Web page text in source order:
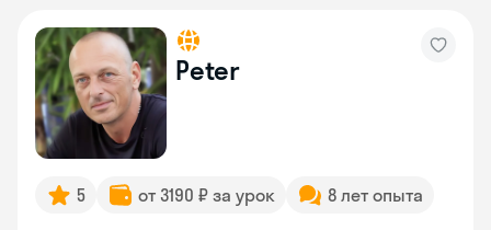
Peter
5 от 3190 ₽ за урок 8 лет опыта